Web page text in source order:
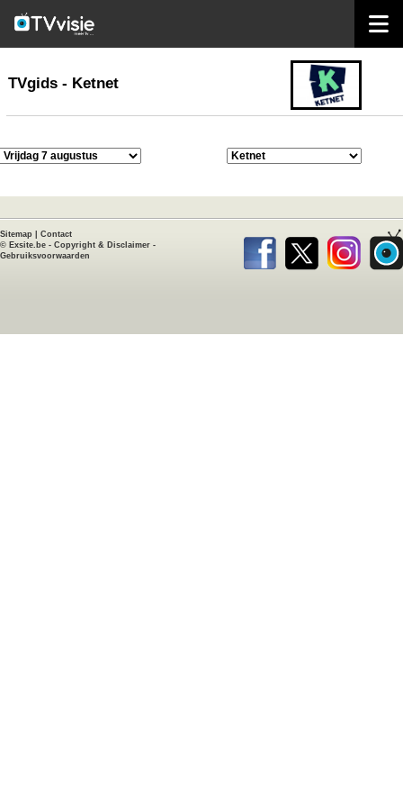
TVgids
TVgids - Ketnet
Sitemap
Contact
© Exsite.be - Copyright & Disclaimer -
Gebruiksvoorwaarden